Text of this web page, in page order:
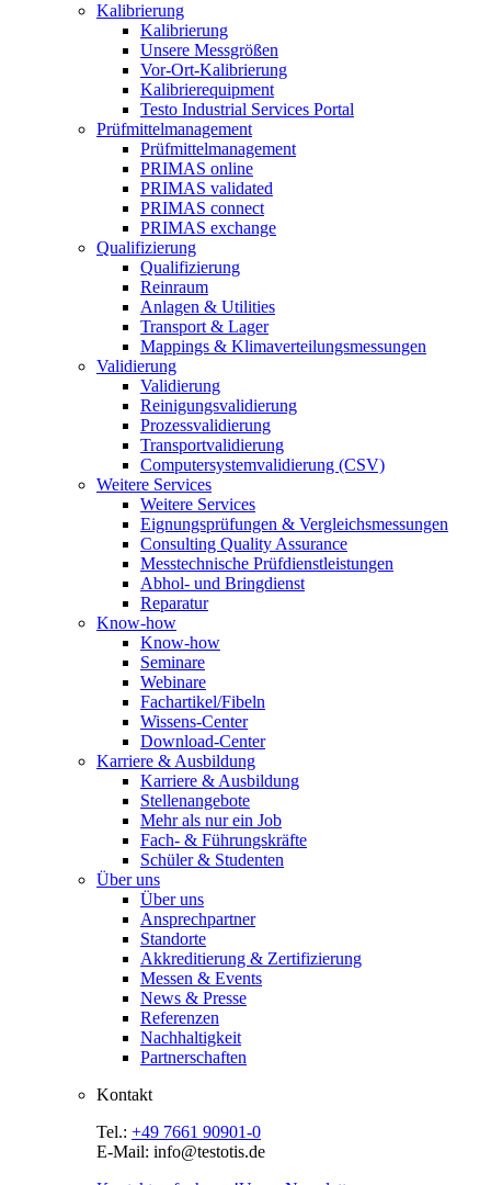
Kalibrierung
Kalibrierung
Unsere Messgrößen
Vor-Ort-Kalibrierung
Kalibrierequipment
Testo Industrial Services Portal
Prüfmittelmanagement
Prüfmittelmanagement
PRIMAS online
PRIMAS validated
PRIMAS connect
PRIMAS exchange
Qualifizierung
Qualifizierung
Reinraum
Anlagen & Utilities
Transport & Lager
Mappings & Klimaverteilungsmessungen
Validierung
Validierung
Reinigungsvalidierung
Prozessvalidierung
Transportvalidierung
Computersystemvalidierung (CSV)
Weitere Services
Weitere Services
Eignungsprüfungen & Vergleichsmessungen
Consulting Quality Assurance
Messtechnische Prüfdienstleistungen
Abhol- und Bringdienst
Reparatur
Know-how
Know-how
Seminare
Webinare
Fachartikel/Fibeln
Wissens-Center
Download-Center
Karriere & Ausbildung
Karriere & Ausbildung
Stellenangebote
Mehr als nur ein Job
Fach- & Führungskräfte
Schüler & Studenten
Über uns
Über uns
Ansprechpartner
Standorte
Akkreditierung & Zertifizierung
Messen & Events
News & Presse
Referenzen
Nachhaltigkeit
Partnerschaften
Kontakt
Tel.: +49 7661 90901-0
E-Mail: info@testotis.de